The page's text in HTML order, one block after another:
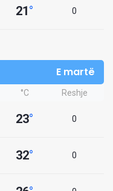
21° 0
E martë
°C Reshje
23° 0
32° 0